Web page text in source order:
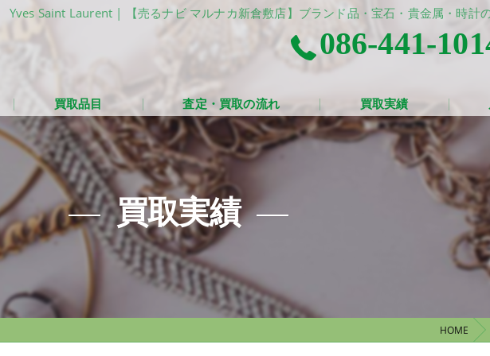
Yves Saint Laurent | 【売るナビ マルナカ新倉敷店】ブランド品・宝石・貴金属・時計
086-441-
買取品目 査定・買取の流れ 買取実績
買取実績
HOME